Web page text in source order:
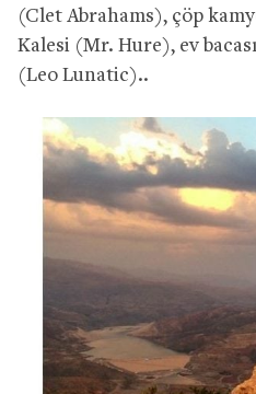
(Clet Abrahams), çöp
Kalesi (Mr. Hure), ev
(Leo Lunatic)..